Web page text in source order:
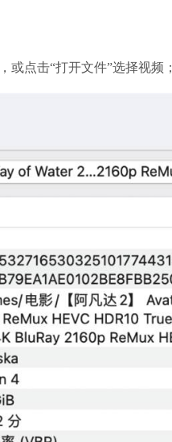
或点击“打开文件”选择视频；